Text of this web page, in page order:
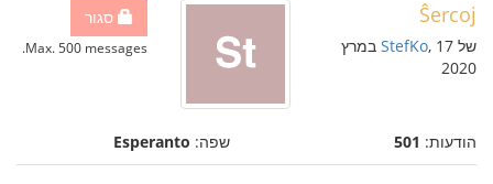
סגור
Max. 500 messages.
Ŝercoj
של StefKo , 17 במרץ
2020
הודעות: 501 שפה: Esperanto